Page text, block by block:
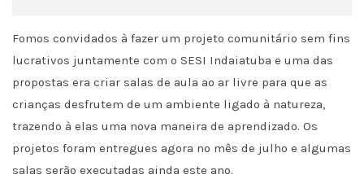
Fomos convidados à fazer um projeto comunitário sem fins
lucrativos juntamente com o SESI Indaiatuba e uma das
propostas era criar salas de aula ao ar livre para que as
crianças desfrutem de um ambiente ligado à natureza,
trazendo à elas uma nova maneira de aprendizado. Os
projetos foram entregues agora no mês de julho e algumas
salas serão executadas ainda este ano.